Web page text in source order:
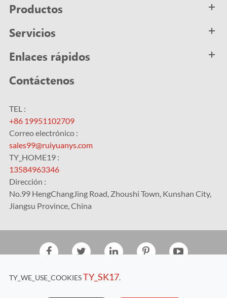
Productos
Servicios
Enlaces rápidos
Contáctenos
TEL :
+86 19951102709
Correo electrónico :
sales99@ruiyuanys.com
TY_HOME19 :
13584963346
Dirección :
No.99 HengChangJing Road, Zhoushi Town, Kunshan City,
Jiangsu Province, China
Equipment Co., Ltd.Todos los derechos reservados.
TY_WE_USE_COOKIESTY_SK17.